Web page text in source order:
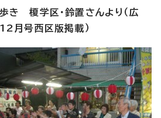
き 榎学区・鈴置さんより（広
月号西区版掲載）